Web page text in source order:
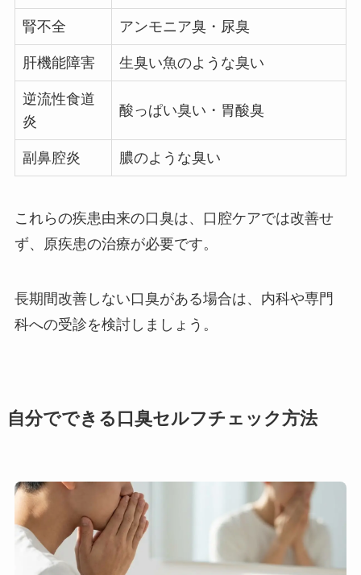
腎不全 アンモニア臭・尿臭
肝機能障害 生臭い魚のような臭い
逆流性食道
炎
酸っぱい臭い・胃酸臭
副鼻腔炎 膿のような臭い
これらの疾患由来の口臭は、口腔ケアでは改善せ
ず、原疾患の治療が必要です。
長期間改善しない口臭がある場合は、内科や専門
科への受診を検討しましょう。
自分でできる口臭セルフチェック方法